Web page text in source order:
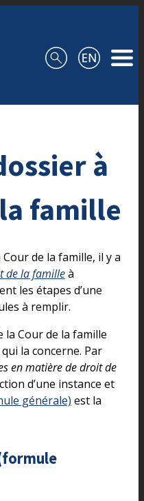
à
famille
de la famille, il y a
de la familleà
les étapes d’une
à remplir.
la Cour de la famille
la concerne. Par
en matière de droit de
d’une instance et
générale) est la